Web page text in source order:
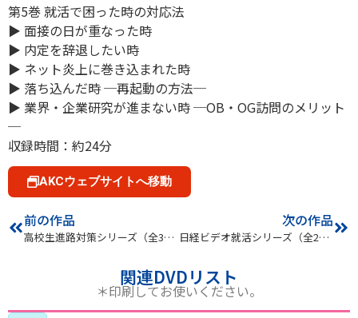
第5巻 就活で困った時の対応法
▶ 面接の日が重なった時
▶ 内定を辞退したい時
▶ ネット炎上に巻き込まれた時
▶ 落ち込んだ時 ─再起動の方法─
▶ 業界・企業研究が進まない時 ─OB・OG訪問のメリット
─
収録時間：約24分
AKCウェブサイトへ移動
前の作品
高校生進路対策シリーズ（全3巻）
次の作品
日経ビデオ就活シリーズ（全2巻）
関連DVDリスト
＊印刷してお使いください。